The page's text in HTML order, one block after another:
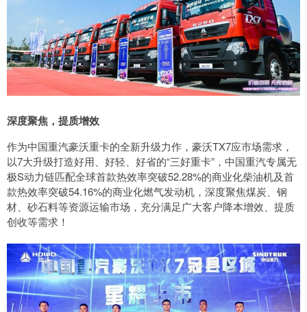
深度聚焦，提质增效
作为中国重汽豪沃重卡的全新升级力作，豪沃TX7应市场需求，
以7大升级打造好用、好轻、好省的“三好重卡”，中国重汽专属无
极S动力链匹配全球首款热效率突破52.28%的商业化柴油机及首
款热效率突破54.16%的商业化燃气发动机，深度聚焦煤炭、钢
材、砂石料等资源运输市场，充分满足广大客户降本增效、提质
创收等需求！